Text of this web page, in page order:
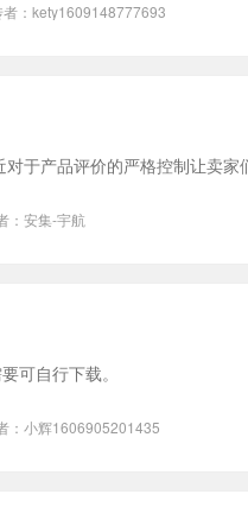
者： kety1609148777693
于产品评价的严格控制让卖家
： 安集-宇航
可自行下载。
： 小辉1606905201435